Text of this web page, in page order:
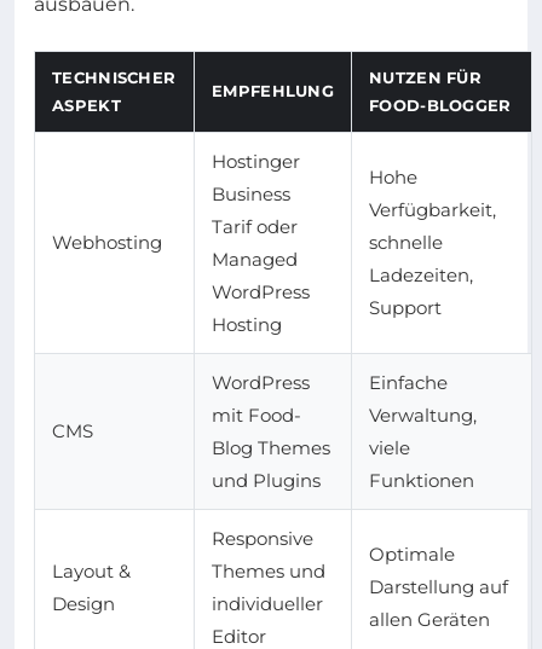
TECHNISCHER
ASPEKT
EMPFEHLUNG
NUTZEN FÜR
FOOD-BLOGGER
Webhosting
Hostinger
Business
Tarif oder
Managed
WordPress
Hosting
Hohe
Verfügbarkeit,
schnelle
Ladezeiten,
Support
CMS
WordPress
mit Food-
Blog Themes
und Plugins
Einfache
Verwaltung,
viele
Funktionen
Layout &
Design
Responsive
Themes und
individueller
Editor
Optimale
Darstellung auf
allen Geräten